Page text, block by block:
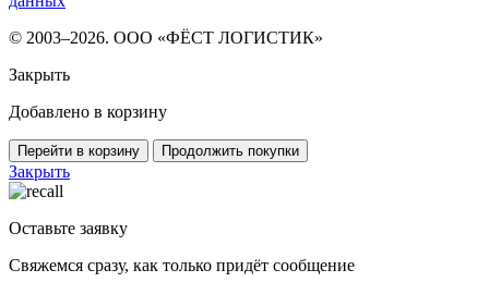
© 2003–2026. ООО «ФЁСТ ЛОГИСТИК»
Закрыть
Добавлено в корзину
Перейти в корзину Продолжить покупки
Закрыть
Оставьте заявку
Свяжемся сразу, как только придёт сообщение